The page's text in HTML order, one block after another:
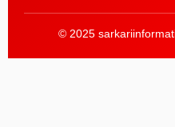
© 2025